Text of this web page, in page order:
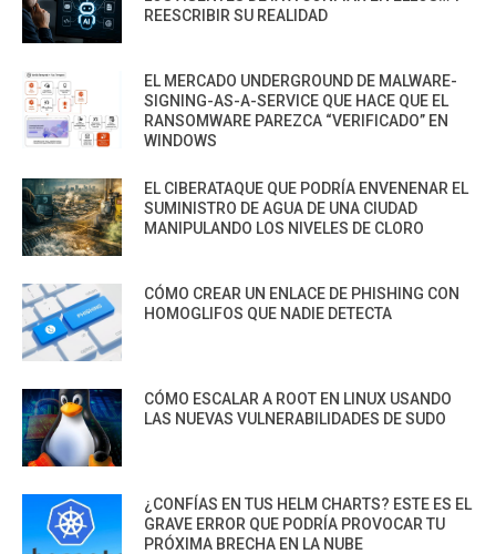
REESCRIBIR SU REALIDAD
EL MERCADO UNDERGROUND DE MALWARE-
SIGNING-AS-A-SERVICE QUE HACE QUE EL
RANSOMWARE PAREZCA “VERIFICADO” EN
WINDOWS
EL CIBERATAQUE QUE PODRÍA ENVENENAR EL
SUMINISTRO DE AGUA DE UNA CIUDAD
MANIPULANDO LOS NIVELES DE CLORO
CÓMO CREAR UN ENLACE DE PHISHING CON
HOMOGLIFOS QUE NADIE DETECTA
CÓMO ESCALAR A ROOT EN LINUX USANDO
LAS NUEVAS VULNERABILIDADES DE SUDO
¿CONFÍAS EN TUS HELM CHARTS? ESTE ES EL
GRAVE ERROR QUE PODRÍA PROVOCAR TU
PRÓXIMA BRECHA EN LA NUBE